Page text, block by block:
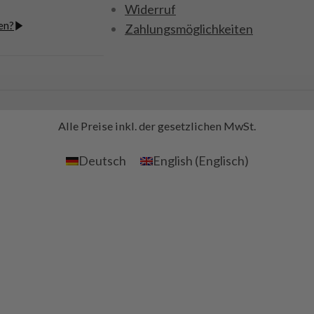
4
Widerruf
Zahlungsmöglichkeiten
Alle Preise inkl. der gesetzlichen MwSt.
Deutsch English (Englisch)